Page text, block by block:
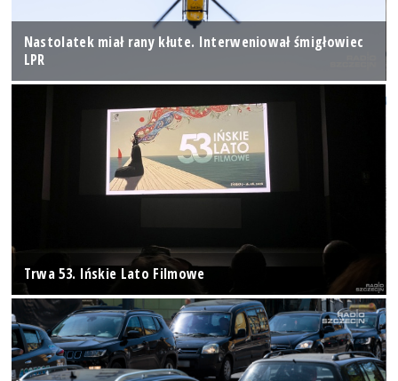
Nastolatek miał rany kłute. Interweniował śmigłowiec
LPR
Trwa 53. Ińskie Lato Filmowe